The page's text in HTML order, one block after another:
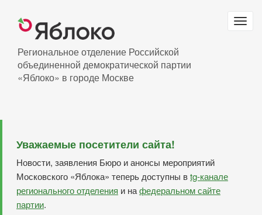
основному
Региональное отделение Российской
объединенной демократической партии
«Яблоко» в городе Москве
Уважаемые посетители сайта!
Новости, заявления Бюро и анонсы мероприятий
Московского «Яблока» теперь доступны вtg-канале
регионального отделения и нафедеральном сайте
партии.